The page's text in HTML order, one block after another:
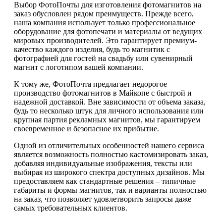
Выбор ФотоПочты для изготовления фотомагнитов на
заказ обусловлен рядом преимуществ. Прежде всего,
наша компания использует только профессиональное
оборудование для фотопечати и материалы от ведущих
мировых производителей. Это гарантирует премиум-
качество каждого изделия, будь то магнитик с
фотографией для гостей на свадьбу или сувенирный
магнит с логотипом вашей компании.
К тому же, ФотоПочта предлагает недорогое
производство фотомагнитов в Майкопе с быстрой и
надежной доставкой. Вне зависимости от объема заказа,
будь то несколько штук для личного использования или
крупная партия рекламных магнитов, мы гарантируем
своевременное и безопасное их прибытие.
Одной из отличительных особенностей нашего сервиса
является возможность полностью кастомизировать заказ,
добавляя индивидуальные изображения, тексты или
выбирая из широкого спектра доступных дизайнов. Мы
предоставляем как стандартные решения – типичные
габариты и формы магнитов, так и варианты полностью
на заказ, что позволяет удовлетворить запросы даже
самых требовательных клиентов.